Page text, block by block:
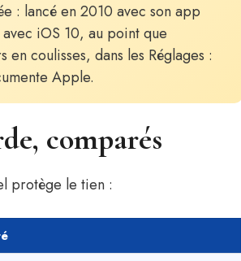
: lancé en 2010 avec son app
iOS 10, au point que
coulisses, dans les Réglages :
Apple.
comparés
protège le tien :